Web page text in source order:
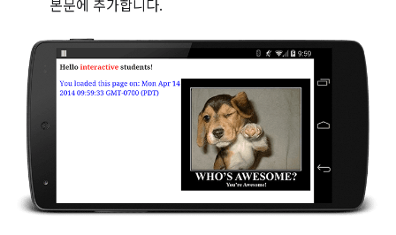
본문에 추가합니다.